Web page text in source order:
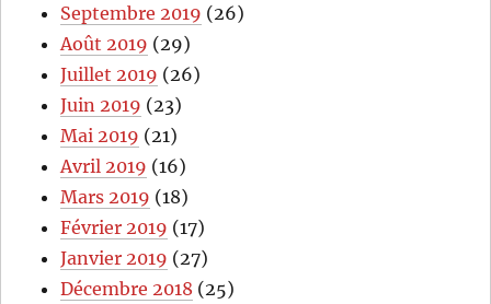
Septembre 2019 (26)
Août 2019 (29)
Juillet 2019 (26)
Juin 2019 (23)
Mai 2019 (21)
Avril 2019 (16)
Mars 2019 (18)
Février 2019 (17)
Janvier 2019 (27)
Décembre 2018 (25)